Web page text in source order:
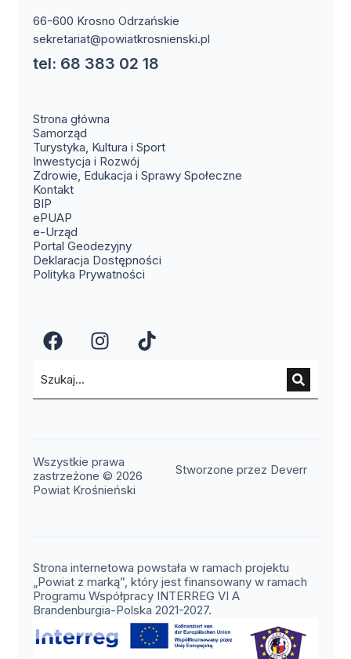
66-600 Krosno Odrzańskie
sekretariat@powiatkrosnienski.pl
tel: 68 383 02 18
Strona główna
Samorząd
Turystyka, Kultura i Sport
Inwestycja i Rozwój
Zdrowie, Edukacja i Sprawy Społeczne
Kontakt(otwiera się w nowym oknie)
BIP
ePUAP
e-Urząd
Portal Geodezyjny(otwiera się w nowym oknie)
Deklaracja Dostępności
Polityka Prywatności
(otwiera się w nowym oknie)
(otwiera się w nowym
(otwiera się w
Wszystkie prawa
zastrzeżone © 2026
Powiat Krośnieński
Stworzone przez Deverr
Strona internetowa powstała w ramach projektu
„Powiat z marką”, który jest finansowany w ramach
Programu Współpracy INTERREG VI A
Brandenburgia-Polska 2021-2027.